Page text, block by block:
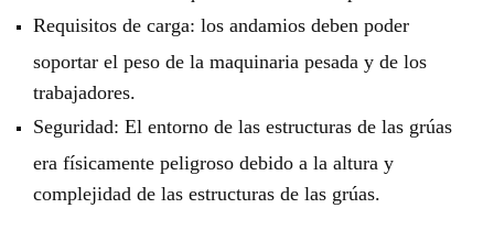
Requisitos de carga: los andamios deben poder
soportar el peso de la maquinaria pesada y de los
trabajadores.
Seguridad: El entorno de las estructuras de las grúas
era físicamente peligroso debido a la altura y
complejidad de las estructuras de las grúas.